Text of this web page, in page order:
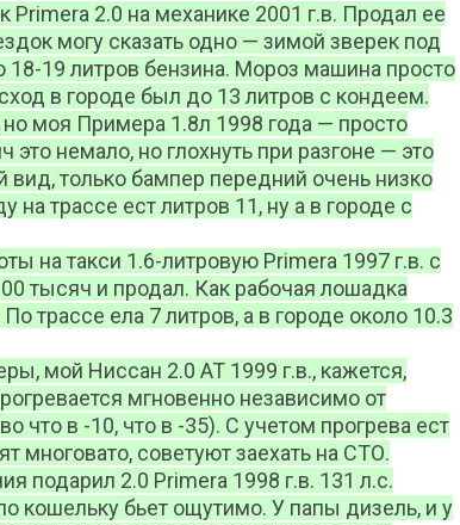
Primera 2.0 на механике 2001 г.в. Продал ее
могу сказать одно — зимой зверек под
18-19 литров бензина. Мороз машина просто
в городе был до 13 литров с кондеем.
моя Примера 1.8л 1998 года — просто
немало, но глохнуть при разгоне — это
только бампер передний очень низко
трассе ест литров 11, ну а в городе с
на такси 1.6-литровую Primera 1997 г.в. с
тысяч и продал. Как рабочая лошадка
трассе ела 7 литров, а в городе около 10.3
мой Ниссан 2.0 АТ 1999 г.в., кажется,
мгновенно независимо от
что в -10, что в -35). С учетом прогрева ест
многовато, советуют заехать на СТО.
подарил 2.0 Primera 1998 г.в. 131 л.с.
кошельку бьет ощутимо. У папы дизель, и у